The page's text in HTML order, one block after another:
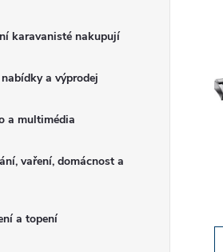
karavanisté nakupují
a výprodej
a multimédia
vaření, domácnost a
a topení